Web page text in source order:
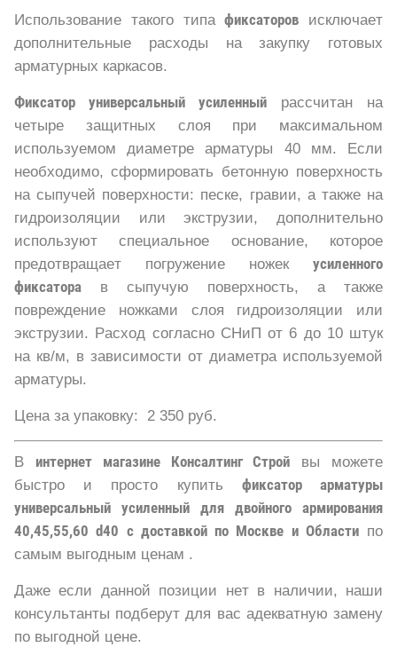
Использование такого типафиксаторов исключает
дополнительные расходы на закупку готовых
арматурных каркасов.
Фиксатор универсальный усиленный рассчитан на
четыре защитных слоя при максимальном
используемом диаметре арматуры 40 мм. Если
необходимо, сформировать бетонную поверхность
на сыпучей поверхности: песке, гравии, а также на
гидроизоляции или экструзии, дополнительно
используют специальное основание, которое
предотвращает погружение ножек усиленного
фиксатора в сыпучую поверхность, а также
повреждение ножками слоя гидроизоляции или
экструзии. Расход согласно СНиП от 6 до 10 штук
на кв/м, в зависимости от диаметра используемой
арматуры.
Цена за упаковку: 2 350 руб.
В интернет магазине Консалтинг Строй вы можете
быстро и просто купить фиксаторарматуры
универсальный усиленный для двойного армирования
40,45,55,60 d40 с доставкой по Москве и Областипо
самым выгодным ценам .
Даже если данной позиции нет в наличии, наши
консультанты подберут для вас адекватную замену
по выгодной цене.